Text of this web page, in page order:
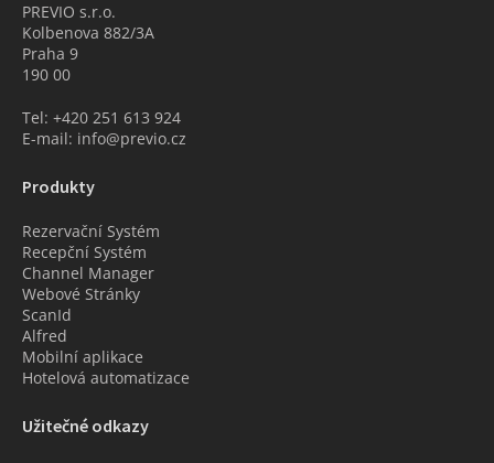
PREVIO s.r.o.
Kolbenova 882/3A
Praha 9
190 00
Tel: +420 251 613 924
E-mail: info@previo.cz
Produkty
Rezervační Systém
Recepční Systém
Channel Manager
Webové Stránky
ScanId
Alfred
Mobilní aplikace
Hotelová automatizace
Užitečné odkazy